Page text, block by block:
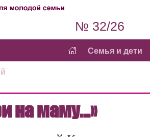
на маму...»
№ 32/26
Семья и дети